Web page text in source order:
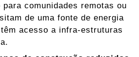
comunidades remotas ou
de uma fonte de energia
acesso a infra-estruturas